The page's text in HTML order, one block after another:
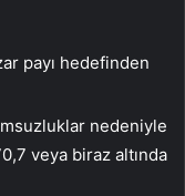
payı hedefinden
nedeniyle
veya biraz altında